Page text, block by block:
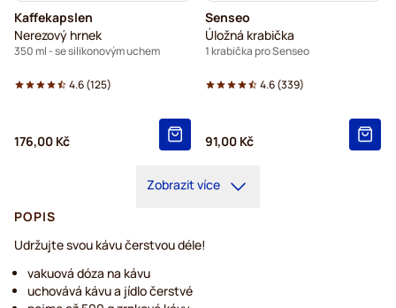
Kaffekapslen
Nerezový hrnek
350 ml - se silikonovým uchem
4.6(125)
176,00 Kč
Senseo
Úložná krabička
1 krabička pro Senseo
4.6(339)
91,00 Kč
Zobrazit více
POPIS
Udržujte svou kávu čerstvou déle!
vakuová dóza na kávu
uchovává kávu a jídlo čerstvé